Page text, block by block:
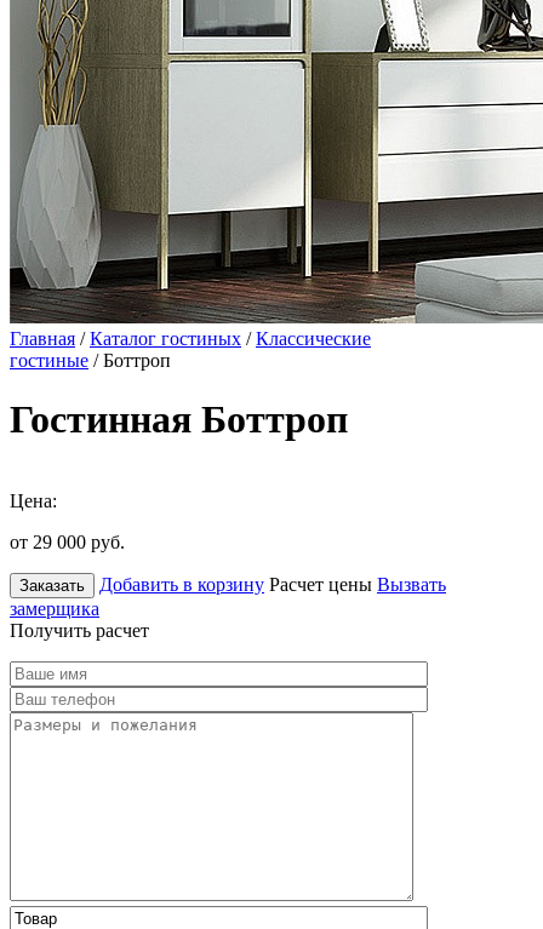
Главная /Каталог гостиных /Классические
гостиные / Боттроп
Гостинная Боттроп
Цена:
от 29 000 руб.
Заказать Добавить в корзину Расчет цены Вызвать
замерщика
Получить расчет